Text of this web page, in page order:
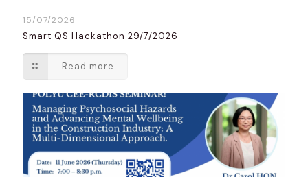
15/07/2026
Smart QS Hackathon 29/7/2026
Read more